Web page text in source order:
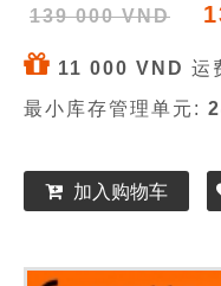
139 000 VND
11 000 VND 运
最小库存管理单元:
加入购物车